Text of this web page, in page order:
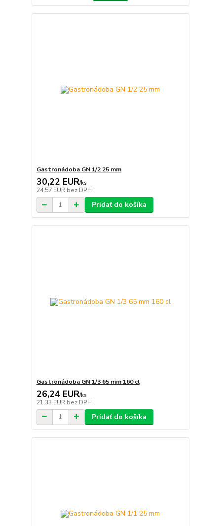
Gastronádoba GN 1/2 25 mm
30,22 EUR/ks
24,57 EUR bez DPH
Pridať do košíka
Gastronádoba GN 1/3 65 mm 160 cl
26,24 EUR/ks
21,33 EUR bez DPH
Pridať do košíka